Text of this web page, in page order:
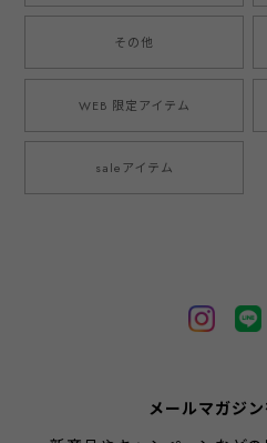
その他
WEB 限定アイテム
saleアイテム
メールマガジ